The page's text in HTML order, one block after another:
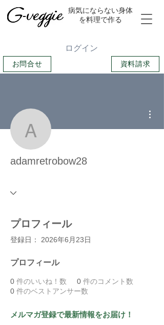
​病気にならない身体
を料理で作る
お問合せ
ログイン
資料請求
adamretrobow28
adamretrobow28
プロフィール
登録日： 2026年6月23日
プロフィール
0 件のいいね！数 0 件のコメント数
0 件のベストアンサー数
メルマガ登録で最新情報をお届け！